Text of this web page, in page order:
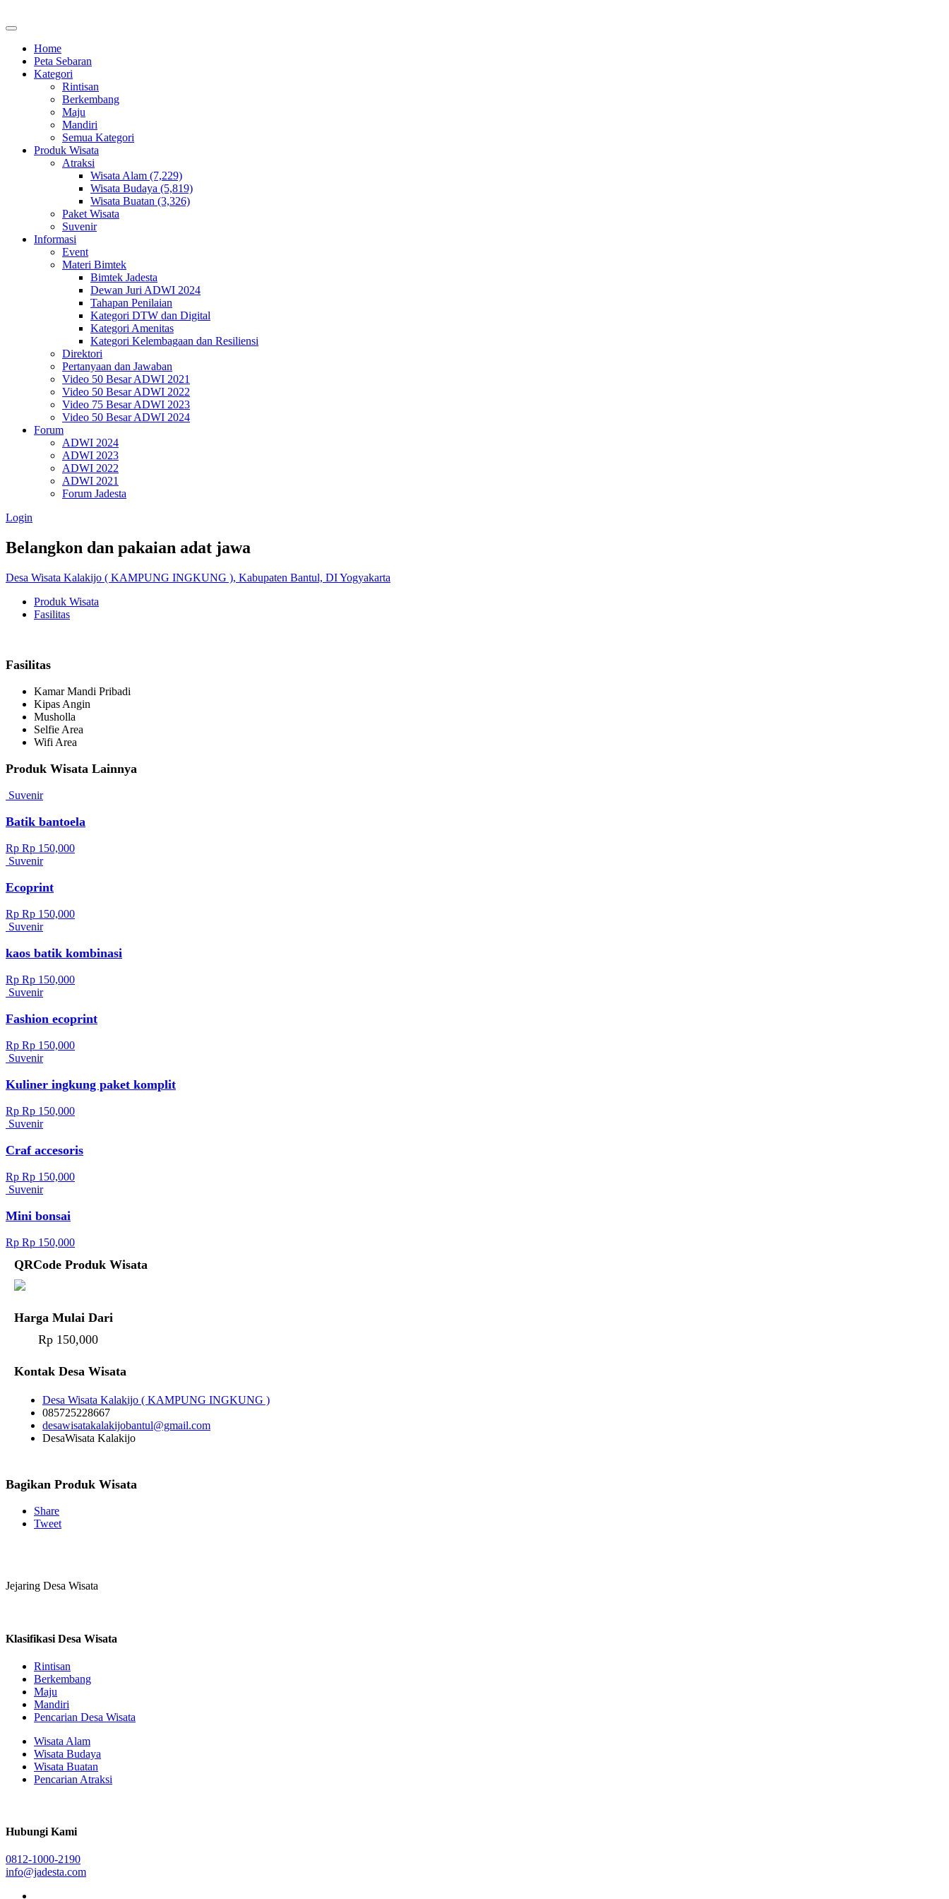
Home
Peta Sebaran
Kategori
Rintisan
Berkembang
Maju
Mandiri
Semua Kategori
Produk Wisata
Atraksi
Wisata Alam (7,229)
Wisata Budaya (5,819)
Wisata Buatan (3,326)
Paket Wisata
Suvenir
Informasi
Event
Materi Bimtek
Bimtek Jadesta
Dewan Juri ADWI 2024
Tahapan Penilaian
Kategori DTW dan Digital
Kategori Amenitas
Kategori Kelembagaan dan Resiliensi
Direktori
Pertanyaan dan Jawaban
Video 50 Besar ADWI 2021
Video 50 Besar ADWI 2022
Video 75 Besar ADWI 2023
Video 50 Besar ADWI 2024
Forum
ADWI 2024
ADWI 2023
ADWI 2022
ADWI 2021
Forum Jadesta
Login
Belangkon dan pakaian adat jawa
Desa Wisata Kalakijo ( KAMPUNG INGKUNG ), Kabupaten Bantul, DI Yogyakarta
Produk Wisata
Fasilitas
Fasilitas
Kamar Mandi Pribadi
Kipas Angin
Musholla
Selfie Area
Wifi Area
Produk Wisata Lainnya
Suvenir
Batik bantoela
Rp Rp 150,000
Suvenir
Ecoprint
Rp Rp 150,000
Suvenir
kaos batik kombinasi
Rp Rp 150,000
Suvenir
Fashion ecoprint
Rp Rp 150,000
Suvenir
Kuliner ingkung paket komplit
Rp Rp 150,000
Suvenir
Craf accesoris
Rp Rp 150,000
Suvenir
Mini bonsai
Rp Rp 150,000
QRCode Produk Wisata
Harga Mulai Dari
Rp 150,000
Kontak Desa Wisata
Desa Wisata Kalakijo ( KAMPUNG INGKUNG )
085725228667
desawisatakalakijobantul@gmail.com
DesaWisata Kalakijo
Bagikan Produk Wisata
Share
Tweet
Jejaring Desa Wisata
Klasifikasi Desa Wisata
Rintisan
Berkembang
Maju
Mandiri
Pencarian Desa Wisata
Wisata Alam
Wisata Budaya
Wisata Buatan
Pencarian Atraksi
Hubungi Kami
0812-1000-2190
info@jadesta.com